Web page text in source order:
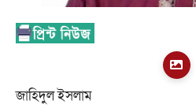
জাহিদুল ইসলাম